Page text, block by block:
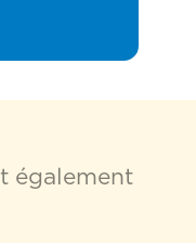
également